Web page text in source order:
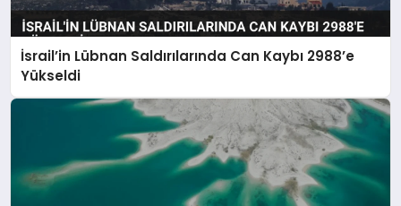
İsrail’in Lübnan Saldırılarında Can Kaybı 2988’e
Yükseldi